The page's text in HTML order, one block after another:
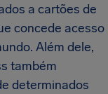
a cartões de
concede acesso
Além dele,
também
determinados